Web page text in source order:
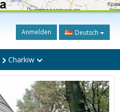
Anmelden Deutsch
Charkiw